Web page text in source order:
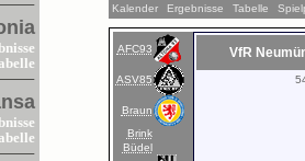
Kalender Ergebnisse Tabelle
AFC93
ASV85
Braun
Brink
Büdel
VfR